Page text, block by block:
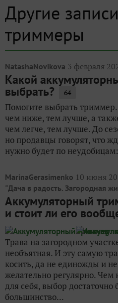
Другие
триммеры
NatashaNovikova 3 февраля
Какой
выбрать? 64
Помогите выбрать
чем ниже, тем лучше, а
чем легче, тем лучше. До
но продавцы говорят, что
нужно будет по
MarinaGerasimenko 10 июня
"Дача в радость. Загородная
Аккумуляторный
и стоит ли его
Трава на загородном
необъятная. И эту самую
косить, да не единожды и
желательно регулярно.
для себя, выбор
большинство...